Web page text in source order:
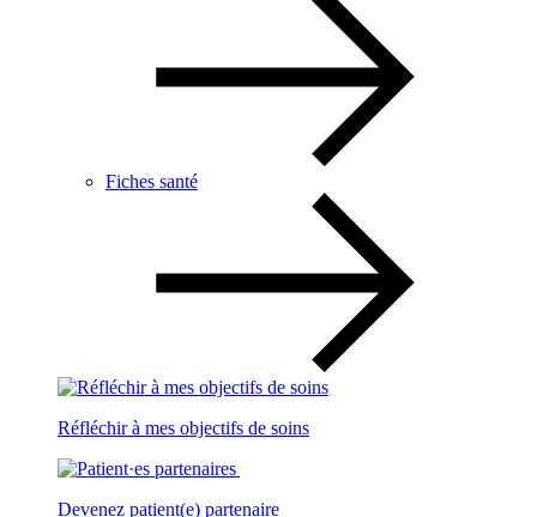
Fiches santé
Réfléchir à mes objectifs de soins
Devenez patient(e) partenaire